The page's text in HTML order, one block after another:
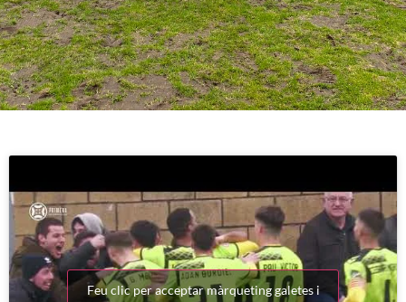
Feu clic per acceptar màrqueting galetes i